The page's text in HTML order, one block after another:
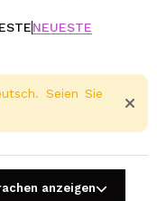
NEUESTE
Seien Sie
anzeigen